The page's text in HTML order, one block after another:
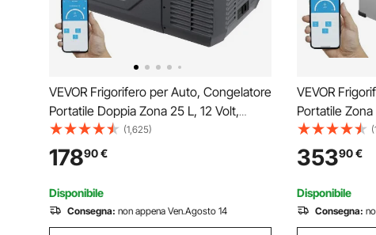
VEVOR Frigorifero per Auto, Congelatore
Portatile Doppia Zona 25 L, 12 Volt,
Gamma Regolabile da -20 ~ 20 ℃,
Dispositivo di Raffreddamento a
Compressore 12/24 V CC e 100-240 V
CA per Campeggio Camper
(1,625)
17890€
Disponibile
Consegna: non appena Ven.Agosto 14
VEVOR
Portatile Zona
Gamma
Dispositivo di
Compressore
CA per
35390€
Disponibile
Consegna: